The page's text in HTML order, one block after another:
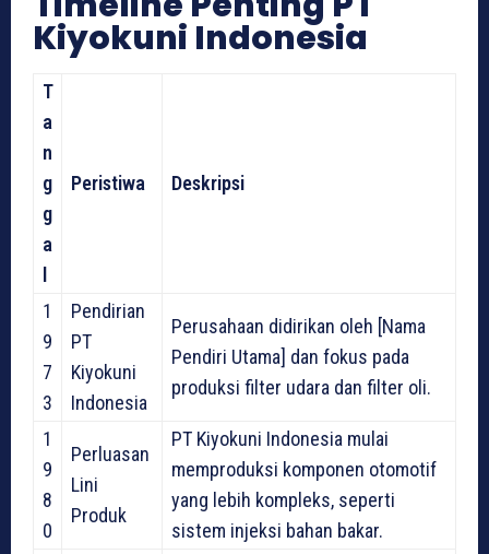
Kiyokuni Indonesia
T
a
n
g
g
a
Peristiwa Deskripsi
1
9
7
3
Pendirian
PT
Kiyokuni
Indonesia
Perusahaan didirikan oleh [Nama
Pendiri Utama] dan fokus pada
produksi filter udara dan filter oli.
1
9
8
0
Perluasan
Lini
Produk
PT Kiyokuni Indonesia mulai
memproduksi komponen otomotif
yang lebih kompleks, seperti
sistem injeksi bahan bakar.